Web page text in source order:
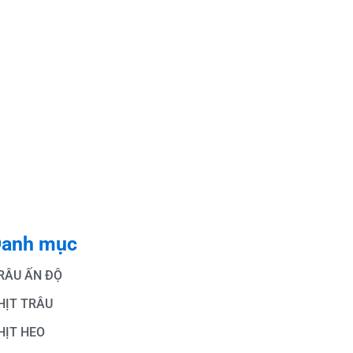
mục
ẤN ĐỘ
TRÂU
HEO